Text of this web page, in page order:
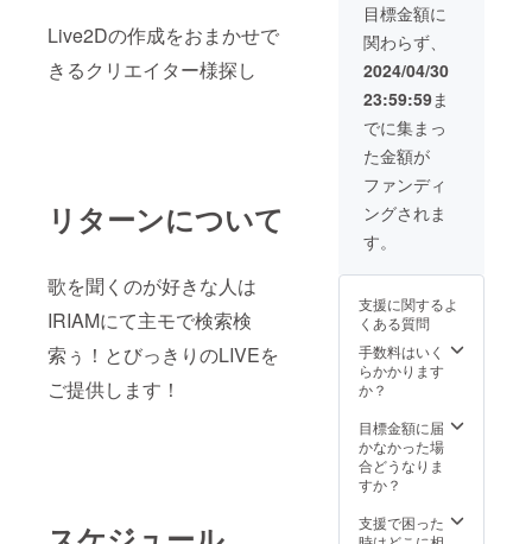
Live2Dの作成をおまかせで
きるクリエイター様探し
リターンについて
歌を聞くのが好きな人は
IRIAMにて主モで検索検
索ぅ！とびっきりのLIVEを
ご提供します！
目標金額に
関わらず、
2024/04/30
23:59:59ま
でに集まっ
た金額が
ファンディ
ングされま
す。
支援に関するよ
くある質問
手数料はいく
らかかります
か？
目標金額に届
かなかった場
合どうなりま
すか？
支援で困った